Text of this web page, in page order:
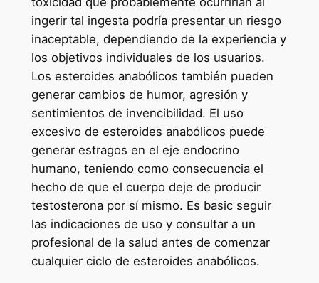
ingerir tal ingesta podría presentar un riesgo
inaceptable, dependiendo de la experiencia y
los objetivos individuales de los usuarios.
Los esteroides anabólicos también pueden
generar cambios de humor, agresión y
sentimientos de invencibilidad. El uso
excesivo de esteroides anabólicos puede
generar estragos en el eje endocrino
humano, teniendo como consecuencia el
hecho de que el cuerpo deje de producir
testosterona por sí mismo. Es basic seguir
las indicaciones de uso y consultar a un
profesional de la salud antes de comenzar
cualquier ciclo de esteroides anabólicos.